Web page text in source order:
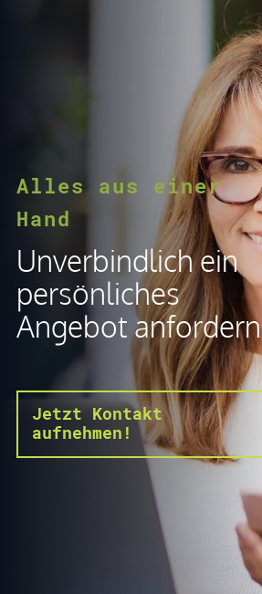
Alles aus einer
Hand
Unverbindlich ein
persönliches
Angebot anfordern
Jetzt Kontakt
aufnehmen!